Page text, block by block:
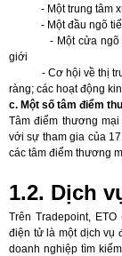
- Một trung tâm
- Một đầu ngõ tiếp
- Một cửa ngõ để
giới
- Cơ hội về thị
ràng; các hoạt động
c. Một số tâm điểm
Tâm điểm thương
với sự tham gia của
các tâm điểm thương
1.2. Dịch
Trên Tradepoint,
điện tử là một dịch vụ
doanh nghiệp tìm